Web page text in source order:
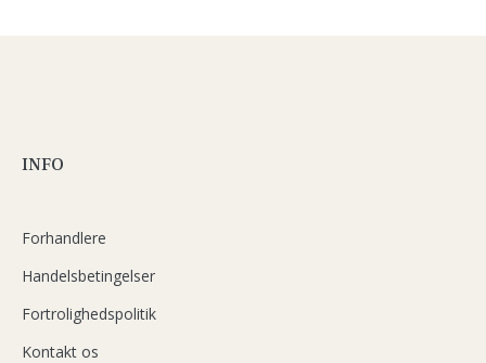
INFO
Forhandlere
Handelsbetingelser
Fortrolighedspolitik
Kontakt os